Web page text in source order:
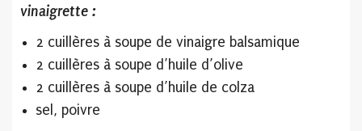
vinaigrette :
2 cuillères à soupe de vinaigre balsamique
2 cuillères à soupe d’huile d’olive
2 cuillères à soupe d’huile de colza
sel, poivre